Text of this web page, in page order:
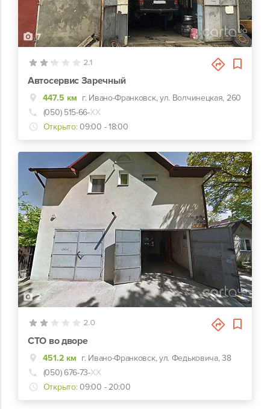
7
2.1
Автосервис Заречный
447.5 км г. Ивано-Франковск, ул. Волчинецкая, 260
(050) 515-66-ХХ
Открыто: 09:00 - 18:00
2
2.0
СТО во дворе
451.2 км г. Ивано-Франковск, ул. Федьковича, 38
(050) 676-73-ХХ
Открыто: 09:00 - 20:00